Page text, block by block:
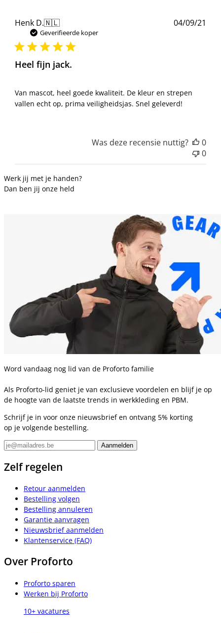
Henk D.🇳🇱
Geverifieerde koper
Heel fijn jack.
Van mascot, heel goede kwaliteit. De kleur en strepen
vallen echt op, prima veiligheidsjas. Snel geleverd!
04/09/21
Was deze recensie nuttig?
0
0
Werk jij met je handen?
Dan ben jij onze held
Word vandaag nog lid van de Proforto familie
Als Proforto-lid geniet je van exclusieve voordelen en blijf je op
de hoogte van de laatste trends in werkkleding en PBM.
Schrijf je in voor onze nieuwsbrief en ontvang 5% korting
op je volgende bestelling.
Zelf regelen
Retour aanmelden
Bestelling volgen
Bestelling annuleren
Garantie aanvragen
Nieuwsbrief aanmelden
Klantenservice (FAQ)
Over Proforto
Proforto sparen
Werken bij Proforto
10+ vacatures